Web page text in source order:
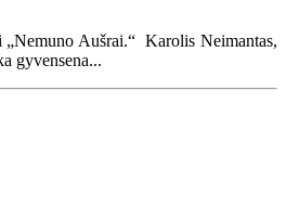
„Nemuno Aušrai.“ Karolis Neimantas,
gyvensena...